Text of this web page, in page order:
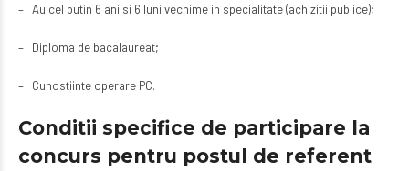
– Au cel putin 6 ani si 6 luni vechime in specialitate (achizitii publice);
– Diploma de bacalaureat;
– Cunostiinte operare PC.
Conditii specifice de participare la
concurs pentru postul de referent